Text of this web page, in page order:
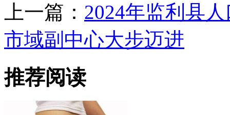
上一篇： 2024年监利县
市域副中心大步迈进
推荐阅读